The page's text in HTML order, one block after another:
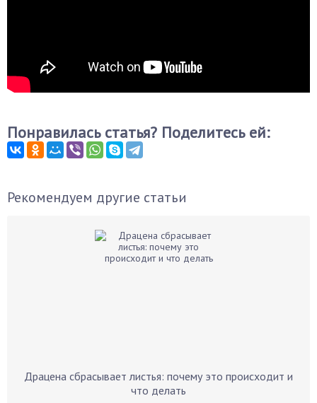
Понравилась статья? Поделитесь ей:
Рекомендуем другие статьи
Драцена сбрасывает листья: почему это происходит и
что делать